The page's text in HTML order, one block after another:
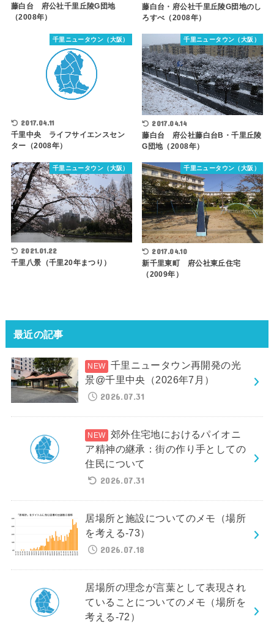
藤白台 府公社千里丘陵G団地
（2008年）
藤白台・府公社千里丘陵G団地のし
ろすべ（2008年）
千里ニュータウン（大阪）
2017.04.11
千里中央 ライフサイエンスセン
ター（2008年）
千里ニュータウン（大阪）
2017.04.14
藤白台 府公社藤白台B・千里丘陵
G団地（2008年）
千里ニュータウン（大阪）
2021.01.22
千里八景（千里20年まつり）
千里ニュータウン（大阪）
2017.04.10
新千里東町 府公社東丘住宅
（2009年）
最近の記事
千里ニュータウン再開発の光
景@千里中央（2026年7月）
2026.07.31
郊外住宅地におけるパイオニ
ア精神の継承：街の作り手としての
住民について
2026.07.31
居場所と施設についてのメモ（場所
を考える-73）
2026.07.18
居場所の理念が言葉として表現され
ていることについてのメモ（場所を
考える-72）